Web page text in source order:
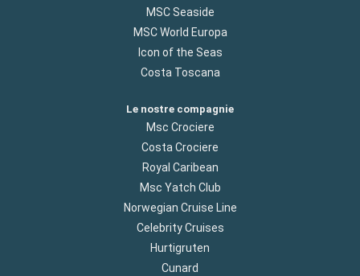
MSC Seaside
MSC World Europa
Icon of the Seas
Costa Toscana
Le nostre compagnie
Msc Crociere
Costa Crociere
Royal Caribean
Msc Yatch Club
Norwegian Cruise Line
Celebrity Cruises
Hurtigruten
Cunard